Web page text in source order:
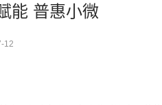
能 普惠小微
12